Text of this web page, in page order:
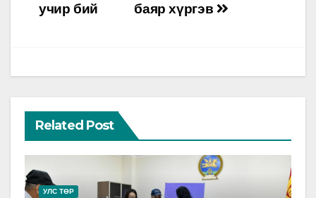
баяр хүргэв
учир бий
Related Post
УЛС ТӨР